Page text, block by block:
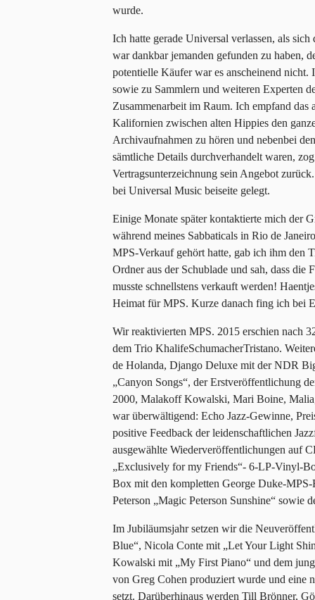
wurde.
Ich hatte gerade Universal verlassen, als
war dankbar jemanden gefunden zu haben,
potentielle Käufer war es anscheinend
sowie zu Sammlern und weiteren Experten
Zusammenarbeit im Raum. Ich empfand
Kalifornien zwischen alten Hippies den
Archivaufnahmen zu hören und nebenbei
sämtliche Details durchverhandelt waren,
Vertragsunterzeichnung sein Angebot
bei Universal Music beiseite gelegt.
Einige Monate später kontaktierte mich der
während meines Sabbaticals in Rio de
MPS-Verkauf gehört hatte, gab ich ihm den
Ordner aus der Schublade und sah, dass die
musste schnellstens verkauft werden!
Heimat für MPS. Kurze danach fing ich bei
Wir reaktivierten MPS. 2015 erschien nach
dem Trio KhalifeSchumacherTristano.
de Holanda, Django Deluxe mit der NDR
„Canyon Songs“, der Erstveröffentlichung
2000, Malakoff Kowalski, Mari Boine,
war überwältigend: Echo Jazz-Gewinne,
positive Feedback der leidenschaftlichen
ausgewählte Wiederveröffentlichungen auf
„Exclusively for my Friends“- 6-LP-Vinyl-
Box mit den kompletten George Duke-
Peterson „Magic Peterson Sunshine“ sowie
Im Jubiläumsjahr setzen wir die
Blue“, Nicola Conte mit „Let Your Light
Kowalski mit „My First Piano“ und dem
von Greg Cohen produziert wurde und eine
setzt. Darüberhinaus werden Till Brönner,